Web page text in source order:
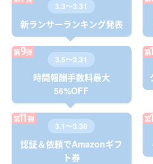
3.3〜3.31
新ランサーランキング発表
第9弾
3.5〜3.31
時間報酬手数料最大
56%OFF
第
第11 弾
3.1〜3.30
認証＆依頼でAmazonギフ
ト券
第